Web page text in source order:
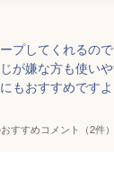
プしてくれるの
が嫌な方も使い
もおすすめですよ
すすめコメント（2件）